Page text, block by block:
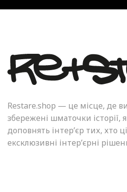
Restare.shop — це місце, де
збережені шматочки історії,
доповнять інтер’єр тих, хто
ексклюзивні інтер’єрні